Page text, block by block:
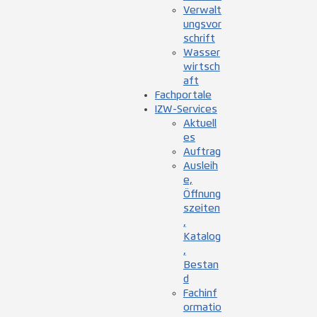
Verwalt
ungsvor
schrift
Wasser
wirtsch
aft
Fachportale
IZW-Services
Aktuell
es
Auftrag
Ausleih
e,
Öffnung
szeiten
,
Katalog
,
Bestan
d
Fachinf
ormatio